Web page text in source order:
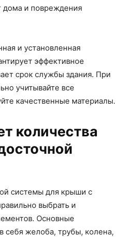
дома и повреждения
и установленная
эффективное
срок службы здания. При
учитывайте все
качественные материалы.
количества
системы для крыши с
выбрать и
Основные
себя желоба, трубы, колена,